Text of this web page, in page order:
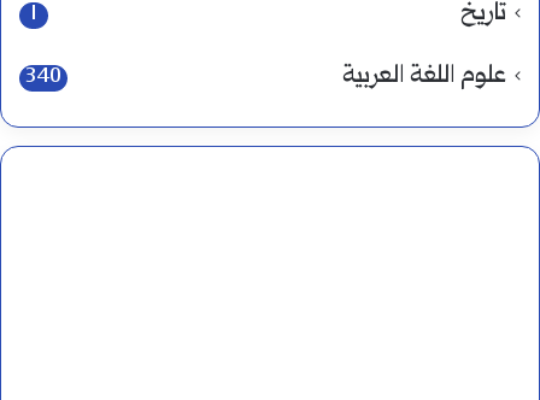
تاريخ 1
علوم اللغة العربية 340